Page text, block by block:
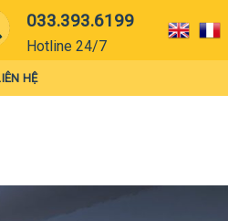
033.393.6199
Hotline 24/7
HỆ